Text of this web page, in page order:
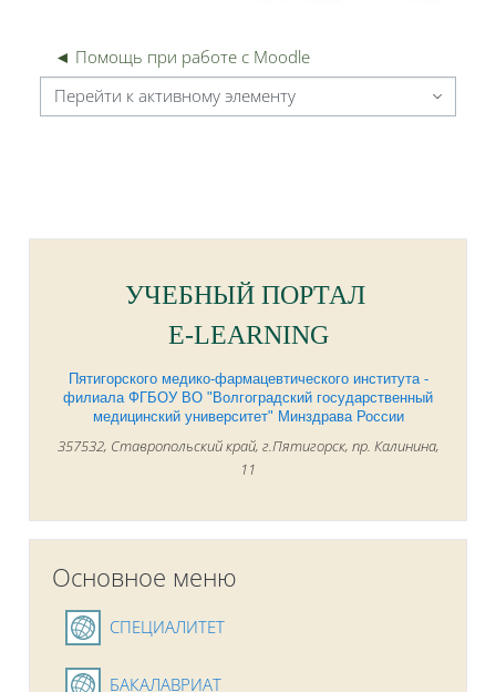
◄ Помощь при работе с Moodle
Перейти к активному элементу
УЧЕБНЫЙ ПОРТАЛ
E-LEARNING
Пятигорского медико-фармацевтического института -
филиала ФГБОУ ВО "Волгоградский государственный
медицинский университет" Минздрава России
357532, Ставропольский край, г.Пятигорск, пр. Калинина,
11
Основное меню
СПЕЦИАЛИТЕТГиперссылка
БАКАЛАВРИАТГиперссылка